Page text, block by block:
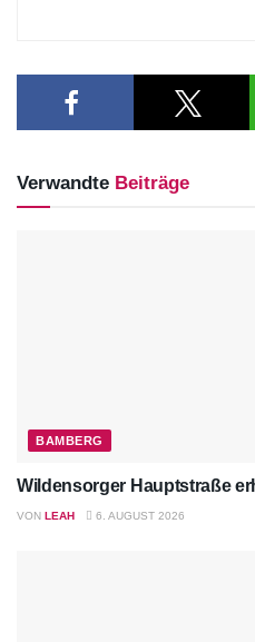
Verwandte Beiträge
BAMBERG
Wildensorger Hauptstraße
VON LEAH 6. AUGUST 2026